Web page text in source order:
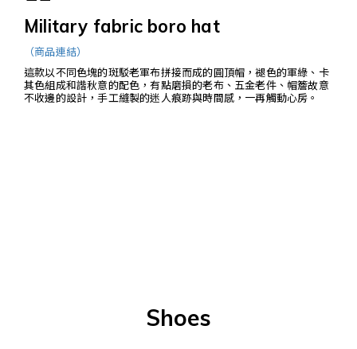
Military fabric boro hat
（商品連結）
這款以不同色塊的斑駁老軍布拼接而成的圓頂帽，褪色的軍綠、卡
其色組成和諧秋意的配色，有點磨損的老布、五金老件、帽簷故意
不收邊的設計，手工縫製的迷人痕跡與時間感，一再觸動心房。
Shoes